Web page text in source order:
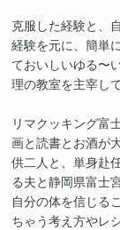
克服した経験と、
経験を元に、簡単
ておいしいゆる〜
理の教室を主宰し
リマクッキング富
画と読書とお酒が
供二人と、単身赴
る夫と静岡県富士
自分の体を信じる
ちゃう考え方やレ